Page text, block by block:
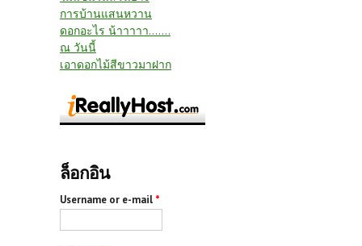
การบ้านแสนหวาน
ดอกอะไร น้าาาาา.......
ณ วันนี้
เอาดอกไม้สีขาวมาฝาก
ล็อกอิน
Username or e-mail *